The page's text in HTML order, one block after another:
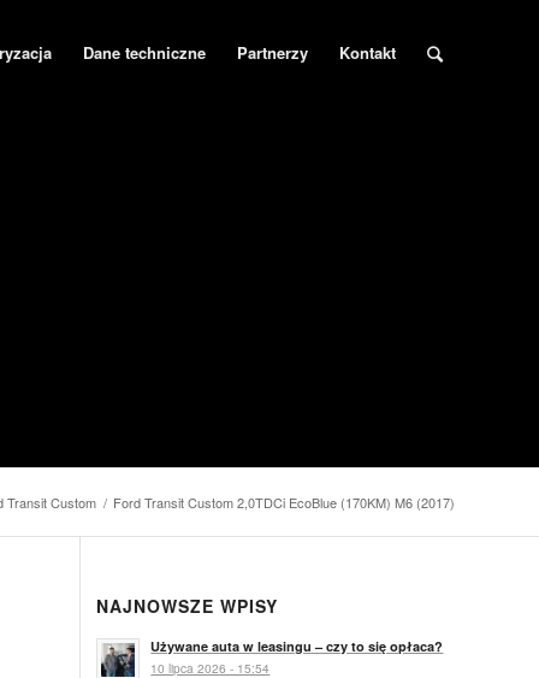
Dane techniczne Partnerzy Kontakt
Transit Custom / Ford Transit Custom 2,0TDCi EcoBlue (170KM) M6 (2017)
NAJNOWSZE WPISY
Używane auta w leasingu – czy to się opłaca?
10 lipca 2026 - 15:54